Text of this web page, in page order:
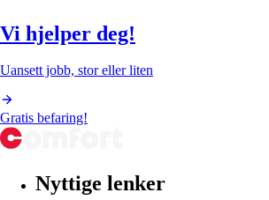
Vi hjelper deg!
Uansett jobb, stor eller liten
Gratis befaring!
Nyttige lenker